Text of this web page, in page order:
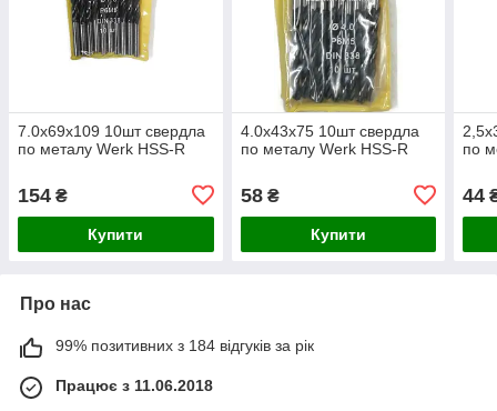
7.0х69х109 10шт свердла
по металу Werk HSS-R
154 ₴
Купити
4.0х43х75 10шт свердла
по металу Werk HSS-R
58₴
Купити
по
44
Про нас
99% позитивних з 184 відгуків за рік
Працює з 11.06.2018